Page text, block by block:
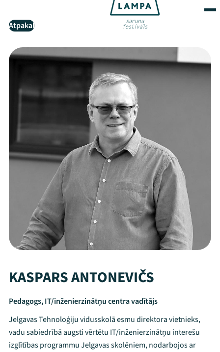
Atpakaļ
KASPARS ANTONEVIČS
Pedagogs, IT/inženierzinātņu centra vadītājs
Jelgavas Tehnoloģiju vidusskolā esmu direktora vietnieks,
vadu sabiedrībā augsti vērtētu IT/inženierzinātņu interešu
izglītības programmu Jelgavas skolēniem, nodarbojos ar